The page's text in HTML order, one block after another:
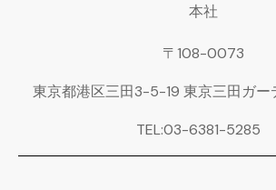
本社
〒108-0073
東京都港区三田3-5-19 東京三田ガー
TEL:03-6381-5285